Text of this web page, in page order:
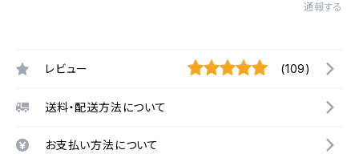
通報する
レビュー (109)
送料・配送方法について
お支払い方法について